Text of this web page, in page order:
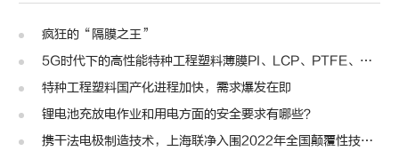
疯狂的“隔膜之王”
5G时代下的高性能特种工程塑料薄膜PI、LCP、PTFE、PPS、PEEK、PEN
特种工程塑料国产化进程加快，需求爆发在即
锂电池充放电作业和用电方面的安全要求有哪些？
携干法电极制造技术，上海联净入围2022年全国颠覆性技术创新大赛